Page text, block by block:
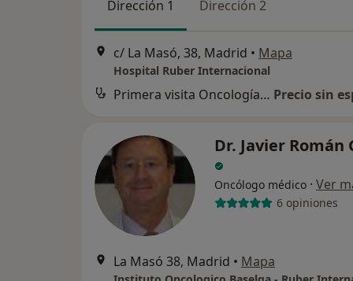
Dirección 1 Dirección 2
c/ La Masó, 38, Madrid • Mapa
Hospital Ruber Internacional
Primera visita Oncología Médica Precio sin
Dr. Javier Román
Oncólogo médico · Ver
6 opiniones
La Masó 38, Madrid • Mapa